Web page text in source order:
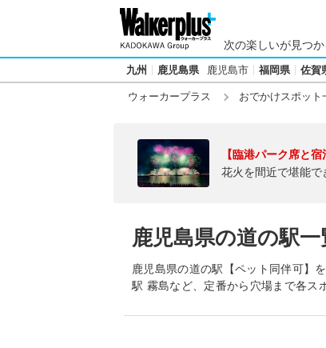
次の楽しいが見つか
九州 鹿児島県 鹿児島市 福岡県 佐賀
ウォーカープラス おでかけスポット
【臨港パーク席と
花火を間近で堪能で
鹿児島県の道の駅一
鹿児島県の道の駅【ペット同伴可】
駅 霧島など、定番から穴場まで各ス